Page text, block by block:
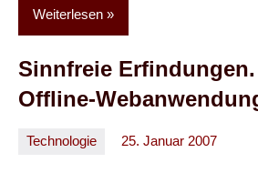
Weiterlesen
Sinnfreie Erfindungen.
Offline-
Technologie 25. Januar 2007